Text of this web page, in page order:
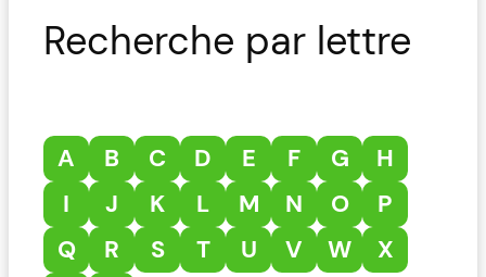
Recherche par lettre
A B C D E F G
H
I
J K L M N O
P
Q
R S T U V W
X